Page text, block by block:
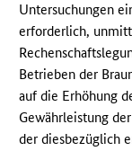
Untersuchungen
erforderlich,
Betrieben der
auf die Erhöhung
Gewährleistung
der diesbezüglich